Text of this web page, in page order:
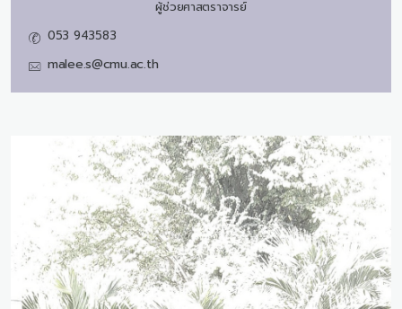
ผู้ช่วยศาสตราจารย์
053 943583
malee.s@cmu.ac.th